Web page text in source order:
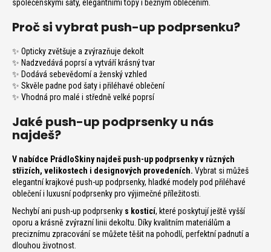
společenskými šaty, elegantními topy i běžným oblečením.
Proč si vybrat push-up podprsenku?
✨ Opticky zvětšuje a zvýrazňuje dekolt
✨ Nadzvedává poprsí a vytváří krásný tvar
✨ Dodává sebevědomí a ženský vzhled
✨ Skvěle padne pod šaty i přiléhavé oblečení
✨ Vhodná pro malé i středně velké poprsí
Jaké push-up podprsenky u nás
najdeš?
V nabídce PrádloSkiny najdeš push-up podprsenky v různých
střizích, velikostech i designových provedeních. Vybrat si můžeš
elegantní krajkové push-up podprsenky, hladké modely pod přiléhavé
oblečení i luxusní podprsenky pro výjimečné příležitosti.
Nechybí ani push-up podprsenky s kosticí, které poskytují ještě vyšší
oporu a krásně zvýrazní linii dekoltu. Díky kvalitním materiálům a
preciznímu zpracování se můžete těšit na pohodlí, perfektní padnutí a
dlouhou životnost.
b
u
j
e
t
e
n
a
j
í
t
?